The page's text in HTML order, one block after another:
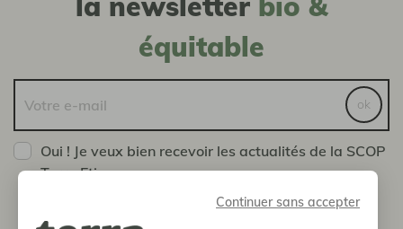
Continuer sans accepter
équitable
Oui ! Je veux bien recevoir les actualités de la SCOP
Terra Etica
Vous pouvez vous désinscrire à tout moment en nous
envoyant un message via la page Contact
ok